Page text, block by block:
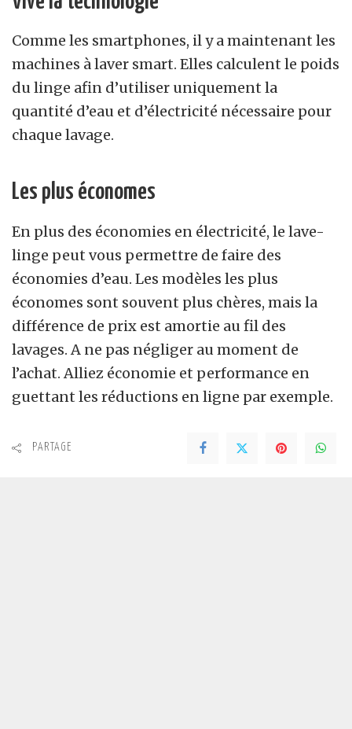
Comme les smartphones, il y a maintenant les
machines à laver smart. Elles calculent le poids
du linge afin d’utiliser uniquement la
quantité d’eau et d’électricité nécessaire pour
chaque lavage.
Les plus économes
En plus des économies en électricité, le lave-
linge peut vous permettre de faire des
économies d’eau. Les modèles les plus
économes sont souvent plus chères, mais la
différence de prix est amortie au fil des
lavages. A ne pas négliger au moment de
l’achat. Alliez économie et performance en
guettant les réductions en ligne par exemple.
PARTAGE